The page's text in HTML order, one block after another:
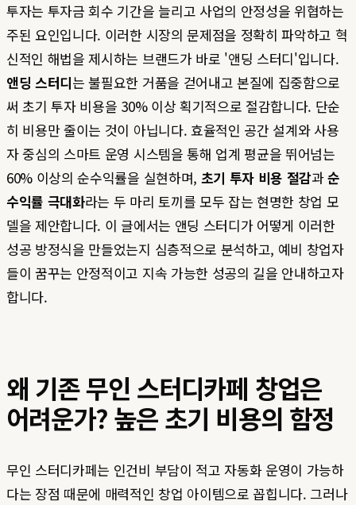
투자는 투자금 회수 기간을 늘리고 사업의 안정성을 위협하는
주된 요인입니다. 이러한 시장의 문제점을 정확히 파악하고 혁
신적인 해법을 제시하는 브랜드가 바로 '앤딩 스터디'입니다.
앤딩 스터디는 불필요한 거품을 걷어내고 본질에 집중함으로
써 초기 투자 비용을 30% 이상 획기적으로 절감합니다. 단순
히 비용만 줄이는 것이 아닙니다. 효율적인 공간 설계와 사용
자 중심의 스마트 운영 시스템을 통해 업계 평균을 뛰어넘는
60% 이상의 순수익률을 실현하며, 초기 투자 비용 절감과순
수익률 극대화라는 두 마리 토끼를 모두 잡는 현명한 창업 모
델을 제안합니다. 이 글에서는 앤딩 스터디가 어떻게 이러한
성공 방정식을 만들었는지 심층적으로 분석하고, 예비 창업자
들이 꿈꾸는 안정적이고 지속 가능한 성공의 길을 안내하고자
합니다.
왜 기존 무인 스터디카페 창업은
어려운가? 높은 초기 비용의 함정
무인 스터디카페는 인건비 부담이 적고 자동화 운영이 가능하
다는 장점 때문에 매력적인 창업 아이템으로 꼽힙니다. 그러나